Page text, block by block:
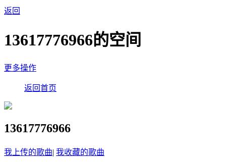
返回
13617776966的空间
更多操作
返回首页
13617776966
我上传的歌曲| 我收藏的歌曲